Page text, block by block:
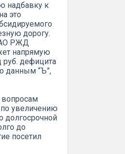
надбавку к
это
дорогу.
РЖД
напрямую
руб. дефицита
данным “Ъ”,
вопросам
увеличению
долгосрочной
до
посетил